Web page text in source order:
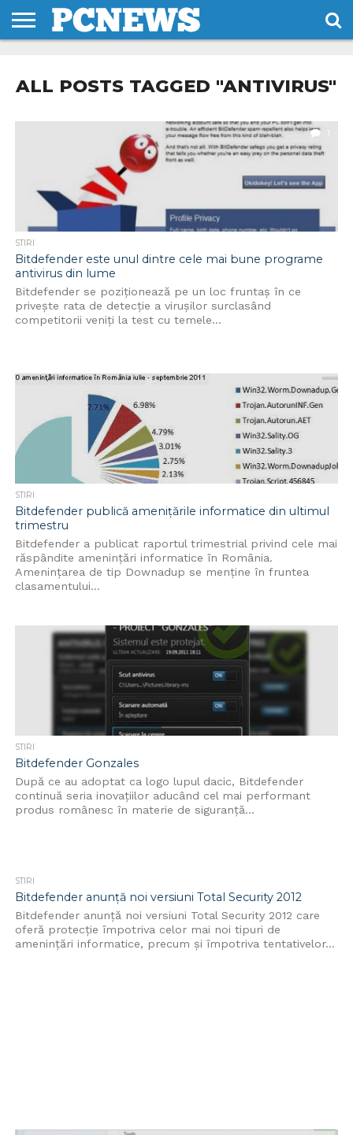
NOI
SI
CONDITII
ALL POSTS TAGGED "ANTIVIRUS"
1
STIRI
Bitdefender este unul dintre cele mai bune programe
antivirus din lume
Bitdefender se poziționează pe un loc fruntaș în ce
privește rata de detecție a virușilor surclasând
competitorii veniți la test cu temele...
STIRI
Bitdefender publică amenițările informatice din ultimul
trimestru
Bitdefender a publicat raportul trimestrial privind cele mai
răspândite ameninţări informatice în România.
Ameninţarea de tip Downadup se menţine în fruntea
clasamentului...
STIRI
Bitdefender Gonzales
După ce au adoptat ca logo lupul dacic, Bitdefender
continuă seria inovațiilor aducând cel mai performant
produs românesc în materie de siguranță...
STIRI
Bitdefender anunță noi versiuni Total Security 2012
Bitdefender anunță noi versiuni Total Security 2012 care
oferă protecţie împotriva celor mai noi tipuri de
ameninţări informatice, precum şi împotriva tentativelor...